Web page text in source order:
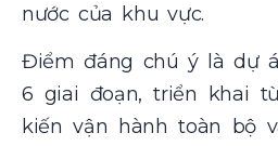
nước của khu vực.
Điểm đáng chú ý là dự
6 giai đoạn, triển khai
kiến vận hành toàn bộ